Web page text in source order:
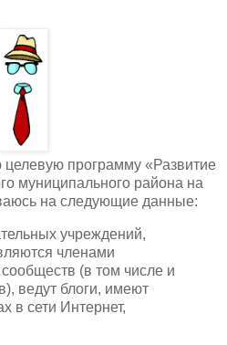
целевую программу «Развитие
муниципального района на
на следующие данные:
учреждений,
членами
(в том числе и
ведут блоги, имеют
в сети Интернет,